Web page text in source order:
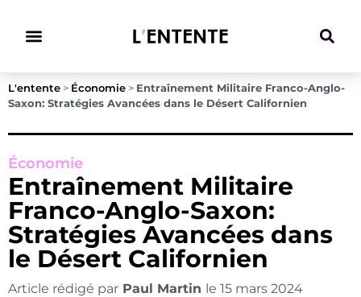
L'entente > Économie > Entraînement Militaire Franco-Anglo-
Saxon: Stratégies Avancées dans le Désert Californien
Économie
Entraînement Militaire
Franco-Anglo-Saxon:
Stratégies Avancées dans
le Désert Californien
Article rédigé par Paul Martin le 15 mars 2024